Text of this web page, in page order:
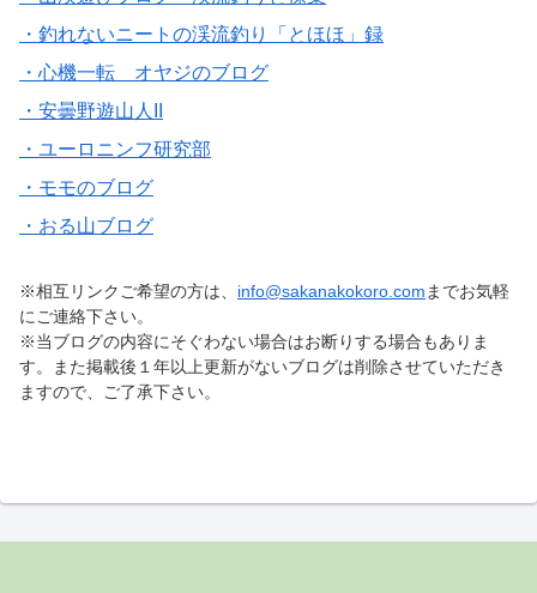
・釣れないニートの渓流釣り「とほほ」録
・心機一転 オヤジのブログ
・安曇野遊山人II
・ユーロニンフ研究部
・モモのブログ
・おる山ブログ
※相互リンクご希望の方は、 info@sakanakokoro.com までお気軽
にご連絡下さい。
※当ブログの内容にそぐわない場合はお断りする場合もありま
す。また掲載後１年以上更新がないブログは削除させていただき
ますので、ご了承下さい。